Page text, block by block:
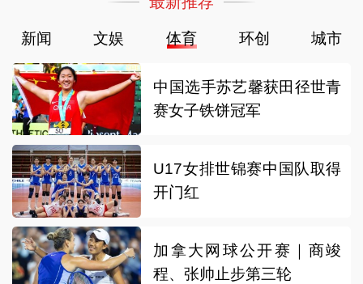
新闻 文娱 体育 环创 城市
中国选手苏艺馨获田径世青
赛女子铁饼冠军
U17女排世锦赛中国队取得
开门红
加拿大网球公开赛｜商竣
程、张帅止步第三轮